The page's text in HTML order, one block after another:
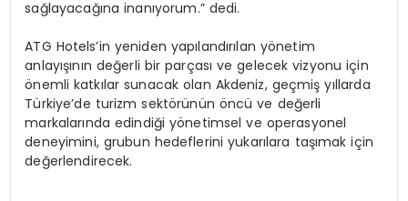
sağlayacağına inanıyorum.” dedi.
ATG Hotels’in yeniden yapılandırılan yönetim
anlayışının değerli bir parçası ve gelecek vizyonu için
önemli katkılar sunacak olan Akdeniz, geçmiş yıllarda
Türkiye’de turizm sektörünün öncü ve değerli
markalarında edindiği yönetimsel ve operasyonel
deneyimini, grubun hedeflerini yukarılara taşımak için
değerlendirecek.